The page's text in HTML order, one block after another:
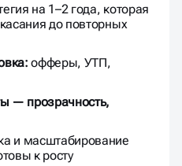
на 1–2 года, которая
до повторных
офферы, УТП,
— прозрачность,
и масштабирование
к росту